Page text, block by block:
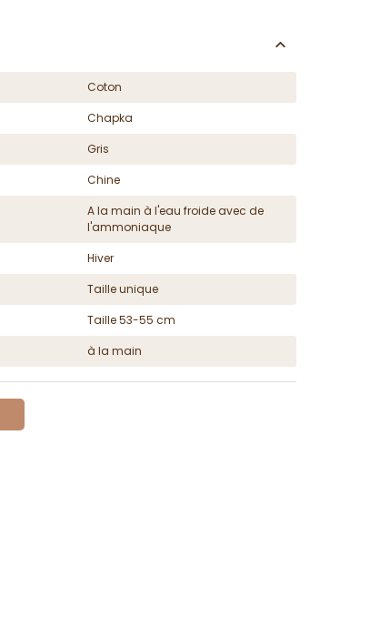
Coton
Chapka
Gris
Chine
A la main à l'eau froide avec de
l'ammoniaque
Hiver
Taille unique
Taille 53-55 cm
à la main